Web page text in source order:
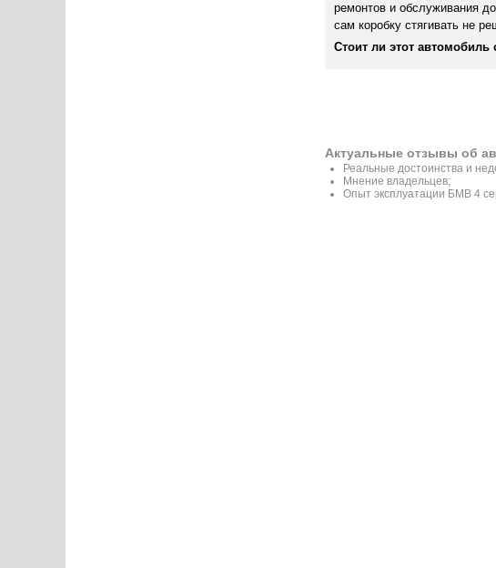
ремонтов и обслуживания
сам коробку стягивать не
Стоит ли этот автомобиль
Актуальные отзывы об
Реальные достоинства и
Мнение владельцев;
Опыт эксплуатации БМВ 4